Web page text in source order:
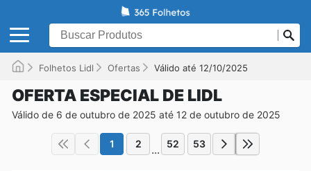
Folhetos Lidl Ofertas Válido até 12/10/2025
OFERTA ESPECIAL DE LIDL
Válido de 6 de outubro de 2025 até 12 de outubro de 2025
1 2 ... 52 53